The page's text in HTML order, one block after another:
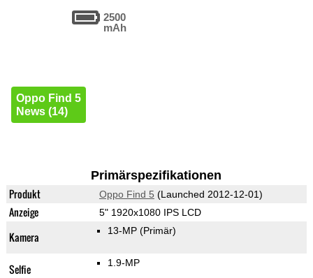
2500
mAh
Oppo Find 5
News (14)
Primärspezifikationen
Produkt Oppo Find 5 (Launched 2012-12-01)
Anzeige 5" 1920x1080 IPS LCD
Kamera 13-MP (Primär)
Selfie 1.9-MP